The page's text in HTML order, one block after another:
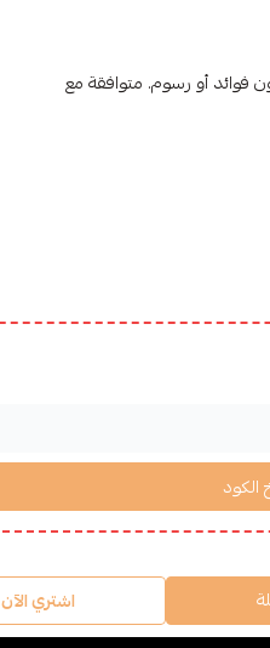
إلى 4 وحتى 6 دفعات، بدون فوائد أو رسوم. متوافقة مع
اشتري الآن